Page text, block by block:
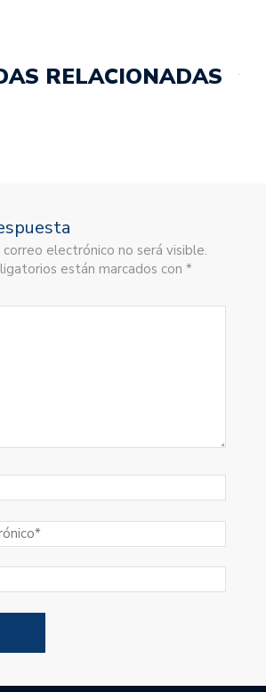
RELACIONADAS
electrónico no será visible.
están marcados con *